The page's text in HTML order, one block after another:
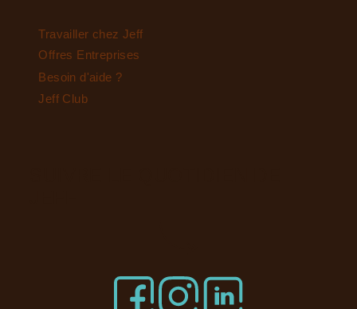
Travailler chez Jeff
Offres Entreprises
Besoin d'aide ?
Jeff Club